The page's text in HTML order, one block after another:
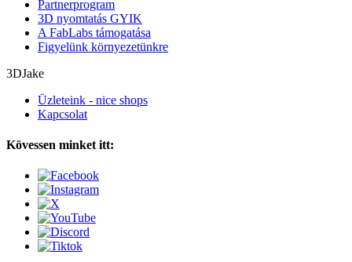
Partnerprogram
3D nyomtatás GYIK
A FabLabs támogatása
Figyelünk környezetünkre
3DJake
Üzleteink - nice shops
Kapcsolat
Kövessen minket itt: